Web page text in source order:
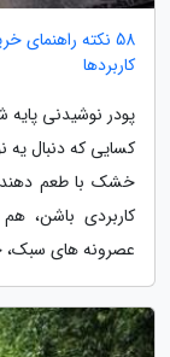
58 نکته راهنمای
کاربردها
پودر نوشیدنی پایه
کسایی که دنبال
خشک با طعم
کاربردی باشن،
عصرونه های سبک،